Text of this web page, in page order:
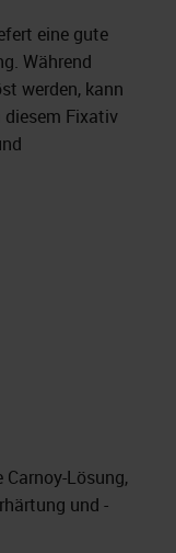
eine gute
Während
werden, kann
diesem Fixativ
Lösung,
und -